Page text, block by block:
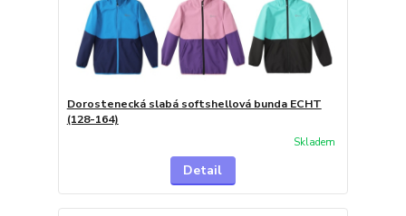
Dorostenecká slabá softshellová bunda ECHT
(128-164)
Skladem
Detail